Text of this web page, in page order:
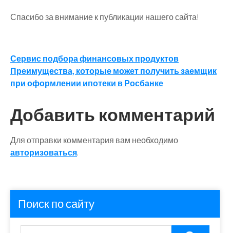
Спасибо за внимание к публикации нашего сайта!
Навигация
по
Сервис подбора финансовых продуктов
Преимущества, которые может получить заемщик
при оформлении ипотеки в Росбанке
Добавить комментарий
Для отправки комментария вам необходимо
авторизоваться.
Поиск по сайту